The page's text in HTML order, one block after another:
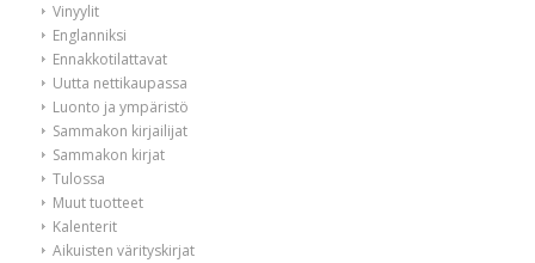
Vinyylit
Englanniksi
Ennakkotilattavat
Uutta nettikaupassa
Luonto ja ympäristö
Sammakon kirjailijat
Sammakon kirjat
Tulossa
Muut tuotteet
Kalenterit
Aikuisten värityskirjat